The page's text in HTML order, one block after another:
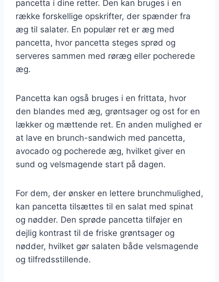
pancetta i dine retter. Den kan bruges i en
række forskellige opskrifter, der spænder fra
æg til salater. En populær ret er æg med
pancetta, hvor pancetta steges sprød og
serveres sammen med røræg eller pocherede
æg.
Pancetta kan også bruges i en frittata, hvor
den blandes med æg, grøntsager og ost for en
lækker og mættende ret. En anden mulighed er
at lave en brunch-sandwich med pancetta,
avocado og pocherede æg, hvilket giver en
sund og velsmagende start på dagen.
For dem, der ønsker en lettere brunchmulighed,
kan pancetta tilsættes til en salat med spinat
og nødder. Den sprøde pancetta tilføjer en
dejlig kontrast til de friske grøntsager og
nødder, hvilket gør salaten både velsmagende
og tilfredsstillende.